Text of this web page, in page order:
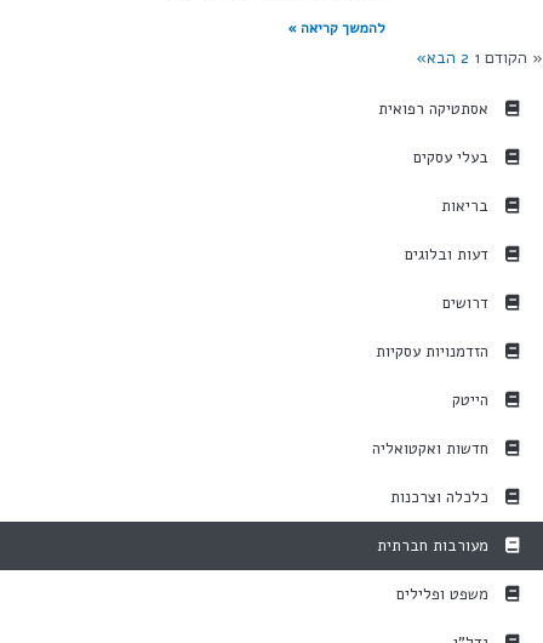
אסתטיקה רפואית
בעלי עסקים
בריאות
דעות ובלוגים
דרושים
הזדמנויות עסקיות
הייטק
חדשות ואקטואליה
כלכלה וצרכנות
מעורבות חברתית
משפט ופלילים
להמשך קריאה »
1
2 הבא»